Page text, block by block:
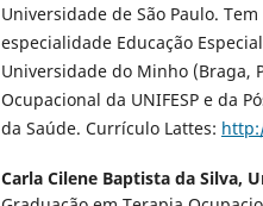
Universidade de São Paulo.
especialidade Educação
Universidade do Minho (Braga,
Ocupacional da UNIFESP e da
da Saúde. Currículo Lattes:
Carla Cilene Baptista da Silva,